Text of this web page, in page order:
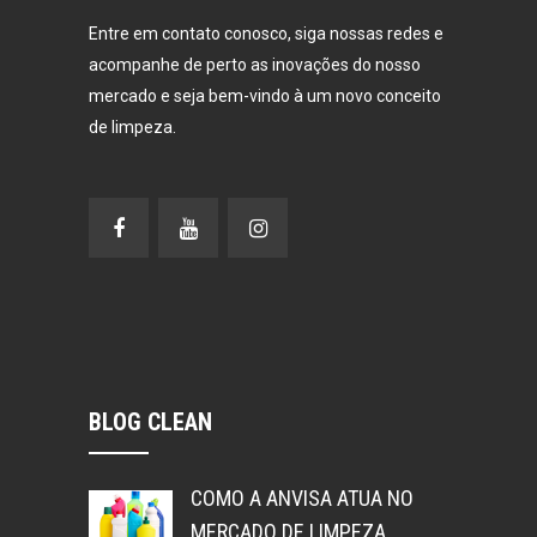
Entre em contato conosco, siga nossas redes e
acompanhe de perto as inovações do nosso
mercado e seja bem-vindo à um novo conceito
de limpeza.
BLOG CLEAN
COMO A ANVISA ATUA NO
MERCADO DE LIMPEZA